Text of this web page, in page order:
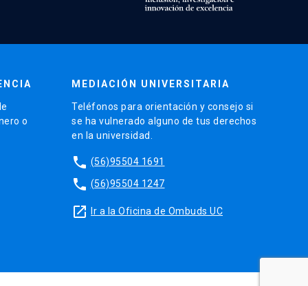
o
MEDIACIÓN UNIVERSITARIA
Teléfonos para orientación y consejo si
se ha vulnerado alguno de tus derechos
en la universidad.
phone (56)95504 1691
phone (56)95504 1247
launch Ir a la Oficina de Ombuds UC